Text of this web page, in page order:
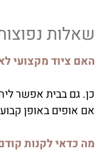
שאלות
האם ציוד מקצועי
כן. גם בבית אפשר
אם אופים באופן קבוע
מה כדאי לקנות